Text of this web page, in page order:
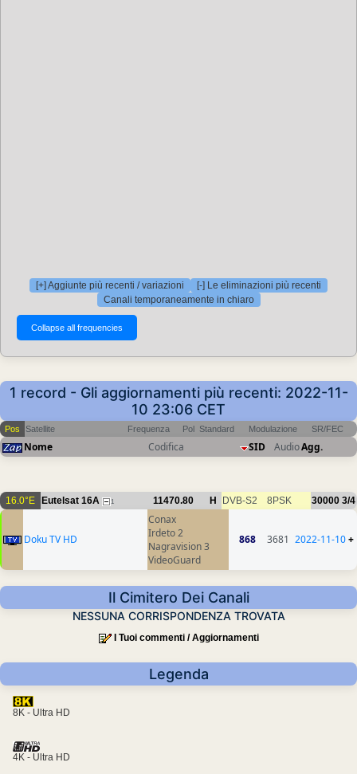
[+] Aggiunte più recenti / variazioni
[-] Le eliminazioni più recenti
Canali temporaneamente in chiaro
1 record - Gli aggiornamenti più recenti: 2022-11-
10 23:06 CET
Pos Satellite Frequenza Pol Standard Modulazione SR/FEC
Nome Codifica SID AudioAgg.
16.0°E Eutelsat 16A 1 11470.80 H DVB-S2 8PSK 30000 3/4
Doku TV HD
Conax
Irdeto 2
Nagravision 3
VideoGuard
868 3681 2022-11-10+
Il Cimitero Dei Canali
NESSUNA CORRISPONDENZA TROVATA
I Tuoi commenti / Aggiornamenti
Legenda
8K - Ultra HD
4K - Ultra HD